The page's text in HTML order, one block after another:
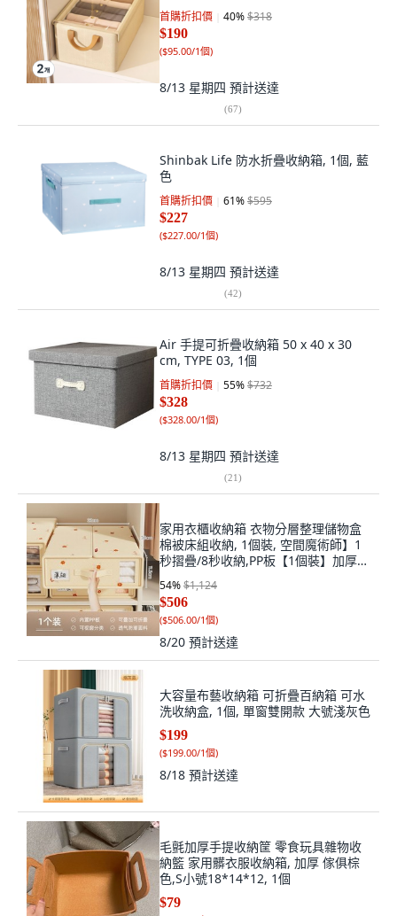
首購折扣價 40%$318
$190
($95.00/1個)
8/13 星期四 預計送達
(67)
Shinbak Life 防水折疊收納箱, 1個, 藍
色
首購折扣價 61%$595
$227
($227.00/1個)
8/13 星期四 預計送達
(42)
Air 手提可折疊收納箱 50 x 40 x 30
cm, TYPE 03, 1個
首購折扣價 55%$732
$328
($328.00/1個)
8/13 星期四 預計送達
(21)
家用衣櫃收納箱 衣物分層整理儲物盒
棉被床組收納, 1個裝, 空間魔術師】1
秒摺疊/8秒收納,PP板【1個裝】加厚耐
磨不易破
54%$1,124
$506
($506.00/1個)
8/20 預計送達
大容量布藝收納箱 可折疊百納箱 可水
洗收納盒, 1個, 單窗雙開款 大號淺灰色
$199
($199.00/1個)
8/18 預計送達
毛氈加厚手提收納筐 零食玩具雜物收
納籃 家用髒衣服收納箱, 加厚 傢俱棕
色,S小號18*14*12, 1個
$79